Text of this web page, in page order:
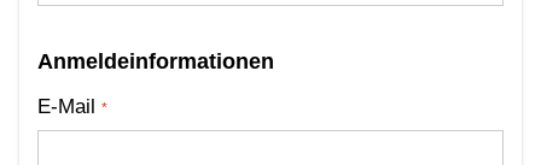
Anmeldeinformationen
E-Mail